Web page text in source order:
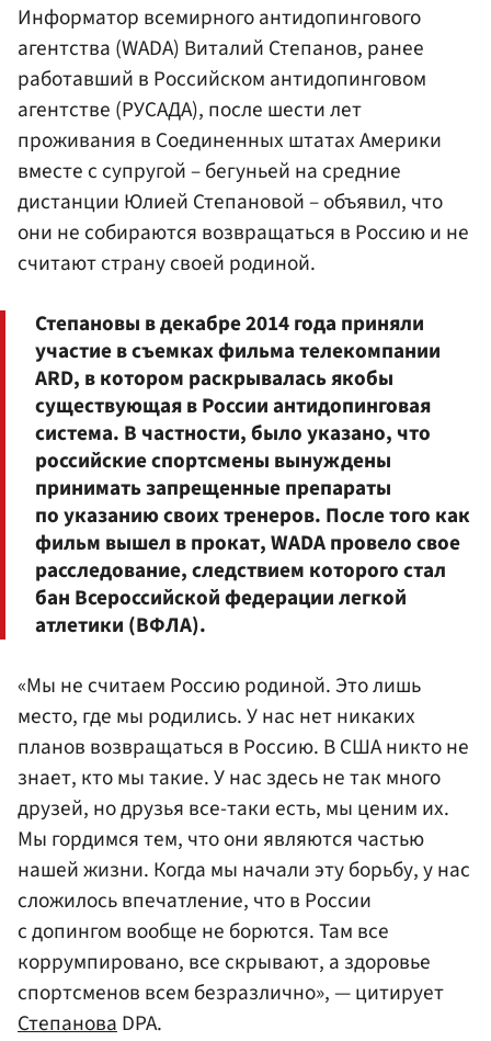
Информатор всемирного антидопингового
агентства (WADA) Виталий Степанов, ранее
работавший в Российском антидопинговом
агентстве (РУСАДА), после шести лет
проживания в Соединенных штатах Америки
вместе с супругой – бегуньей на средние
дистанции Юлией Степановой – объявил, что
они не собираются возвращаться в Россию и не
считают страну своей родиной.
Степановы в декабре 2014 года приняли
участие в съемках фильма телекомпании
ARD, в котором раскрывалась якобы
существующая в России антидопинговая
система. В частности, было указано, что
российские спортсмены вынуждены
принимать запрещенные препараты
по указанию своих тренеров. После того как
фильм вышел в прокат, WADA провело свое
расследование, следствием которого стал
бан Всероссийской федерации легкой
атлетики (ВФЛА).
«Мы не считаем Россию родиной. Это лишь
место, где мы родились. У нас нет никаких
планов возвращаться в Россию. В США никто не
знает, кто мы такие. У нас здесь не так много
друзей, но друзья все-таки есть, мы ценим их.
Мы гордимся тем, что они являются частью
нашей жизни. Когда мы начали эту борьбу, у нас
сложилось впечатление, что в России
с допингом вообще не борются. Там все
коррумпировано, все скрывают, а здоровье
спортсменов всем безразлично», — цитирует
СтепановаDPA.